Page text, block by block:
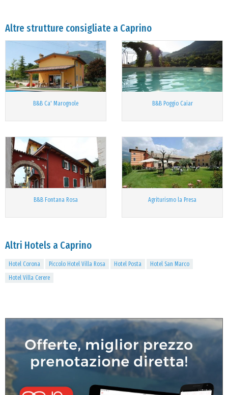
Altre strutture consigliate a Caprino
B&B Ca' Marognole B&B Poggio Caiar
B&B Fontana Rosa Agriturismo la Presa
Altri Hotels a Caprino
Hotel Corona Piccolo Hotel Villa Rosa Hotel Posta
Hotel San Marco
Hotel Villa Cerere